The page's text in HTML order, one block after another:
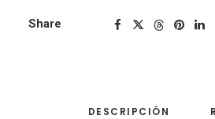
Share
DESCRIPCIÓN